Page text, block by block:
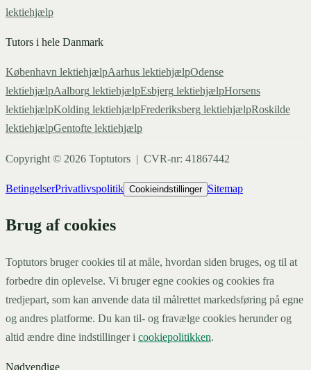
lektiehjælp
Tutors i hele Danmark
København lektiehjælpAarhus lektiehjælpOdense
lektiehjælpAalborg lektiehjælpEsbjerg lektiehjælpHorsens
lektiehjælpKolding lektiehjælpFrederiksberg lektiehjælpRoskilde
lektiehjælpGentofte lektiehjælp
Copyright © 2026 Toptutors | CVR-nr: 41867442
BetingelserPrivatlivspolitik Cookieindstillinger Sitemap
Brug af cookies
Toptutors bruger cookies til at måle, hvordan siden bruges, og til at
forbedre din oplevelse. Vi bruger egne cookies og cookies fra
tredjepart, som kan anvende data til målrettet markedsføring på egne
og andres platforme. Du kan til- og fravælge cookies herunder og
altid ændre dine indstillinger i cookiepolitikken.
Nødvendige